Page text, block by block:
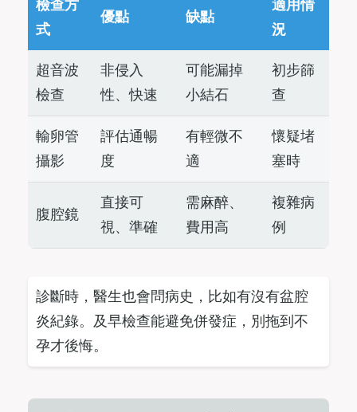
檢查方
式
優點 缺點
適用情
況
超音波
檢查
非侵入
性、快速
可能漏掉
小結石
初步篩
查
輸卵管
攝影
評估通暢
度
有輕微不
適
懷疑堵
塞時
腹腔鏡
直接可
視、準確
需麻醉、
費用高
複雜病
例
診斷時，醫生也會問病史，比如有沒有盆腔
炎紀錄。及早檢查能避免併發症，別拖到不
孕才後悔。